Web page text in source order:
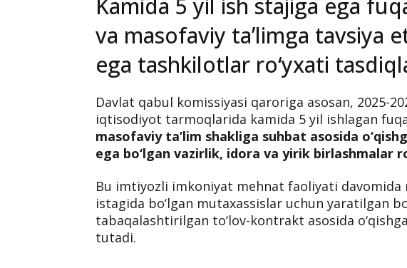
Kamida 5 yil ish stajiga ega
va masofaviy taʼlimga tavsiya
ega tashkilotlar ro‘yxati
Davlat qabul komissiyasi qaroriga asosan, 2025-
iqtisodiyot tarmoqlarida kamida 5 yil ishlagan
masofaviy ta’lim shakliga suhbat asosida